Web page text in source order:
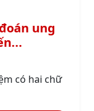
ung
có hai chữ